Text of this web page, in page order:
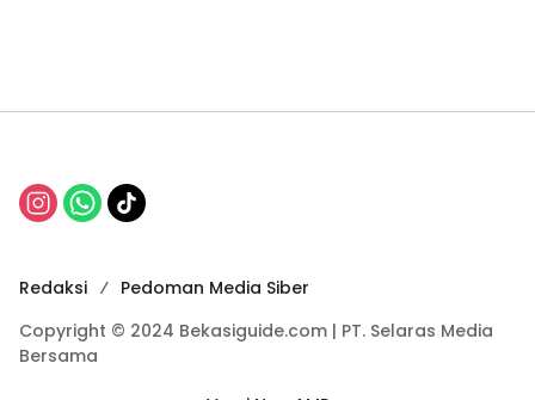
Redaksi
Pedoman Media Siber
Copyright © 2024 Bekasiguide.com | PT. Selaras Media
Bersama